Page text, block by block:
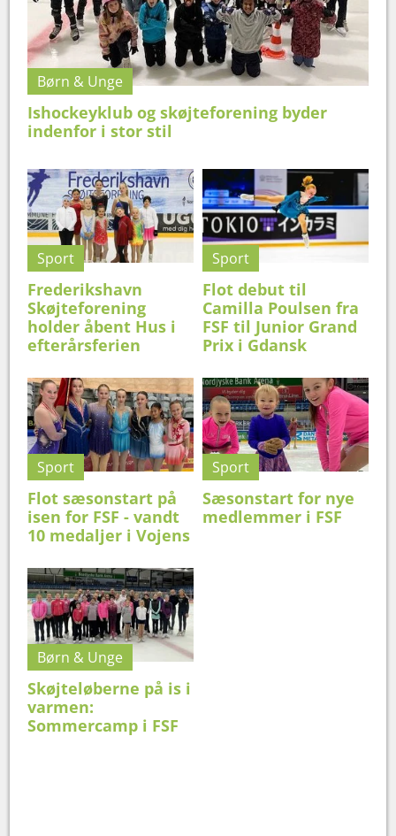
Børn & Unge
Ishockeyklub og skøjteforening byder
indenfor i stor stil
Sport
Frederikshavn
Skøjteforening
holder åbent Hus i
efterårsferien
Sport
Flot debut til
Camilla Poulsen fra
FSF til Junior Grand
Prix i Gdansk
Sport
Flot sæsonstart på
isen for FSF - vandt
10 medaljer i Vojens
Sport
Sæsonstart for nye
medlemmer i FSF
Børn & Unge
Skøjteløberne på is i
varmen:
Sommercamp i FSF